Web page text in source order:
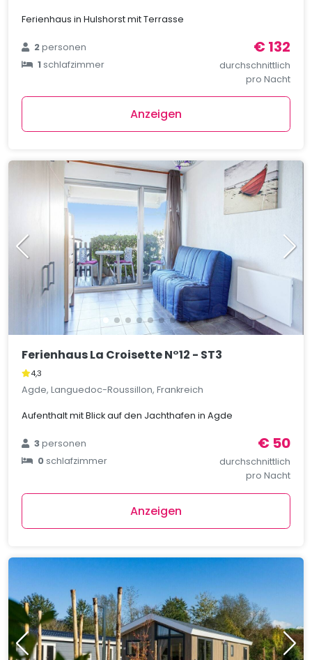
Ferienhaus in Hulshorst mit Terrasse
2personen
1schlafzimmer
€ 132
durchschnittlich
pro Nacht
Anzeigen
Ferienhaus La Croisette N°12 - ST3
4,3
Agde, Languedoc-Roussillon, Frankreich
Aufenthalt mit Blick auf den Jachthafen in Agde
3personen
0schlafzimmer
€ 50
durchschnittlich
pro Nacht
Anzeigen